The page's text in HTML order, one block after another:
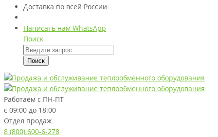
Доставка по всей России
Написать нам WhatsApp
Поиск
Поиск
Работаем с ПН-ПТ
с 09:00 до 18:00
Отдел продаж
8 (800) 600-6-278